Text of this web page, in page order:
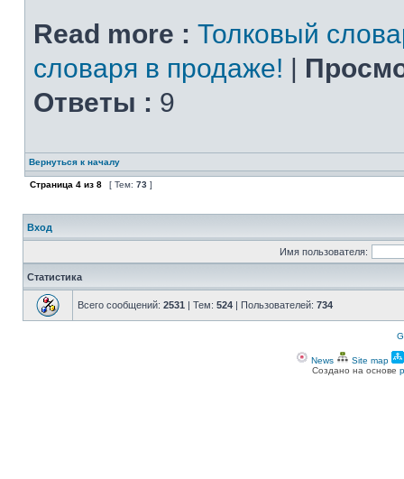
Read more : Толковый
словаря в продаже! |
Ответы : 9
Вернуться к началу
Страница 4 из 8 [ Тем: 73 ]
Вход
Имя пользователя:
Статистика
Всего сообщений: 2531 | Тем: 524 | Пользователей: 734
News Site map
Создано на основе